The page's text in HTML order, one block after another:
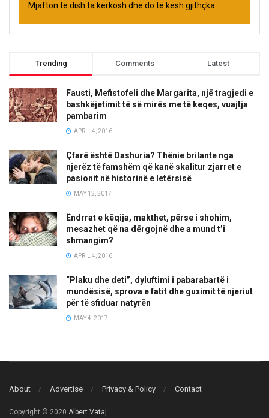
Mjafton të dish ta kërkosh dhe do të kesh gjithçka.
Trending Comments Latest
Fausti, Mefistofeli dhe Margarita, një tragjedi e
bashkëjetimit të së mirës me të keqes, vuajtja
pambarim
APRIL 4, 2016
Çfarë është Dashuria? Thënie brilante nga
njerëz të famshëm që kanë skalitur zjarret e
pasionit në historinë e letërsisë
MAY 12, 2017
Ëndrrat e këqija, makthet, përse i shohim,
mesazhet që na dërgojnë dhe a mund t’i
shmangim?
APRIL 4, 2016
“Plaku dhe deti”, dyluftimi i pabarabartë i
mundësisë, sprova e fatit dhe guximit të njeriut
për të sfiduar natyrën
MAY 4, 2017
About Advertise Privacy & Policy Contact
Copyright © 2020 Albert Vataj